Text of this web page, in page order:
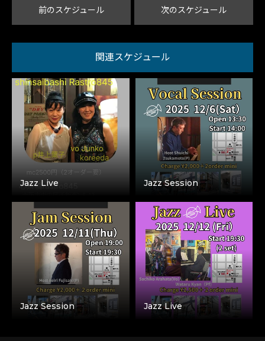
前のスケジュール 次のスケジュール
関連スケジュール
Jazz Live Jazz Session
Jazz Session Jazz Live